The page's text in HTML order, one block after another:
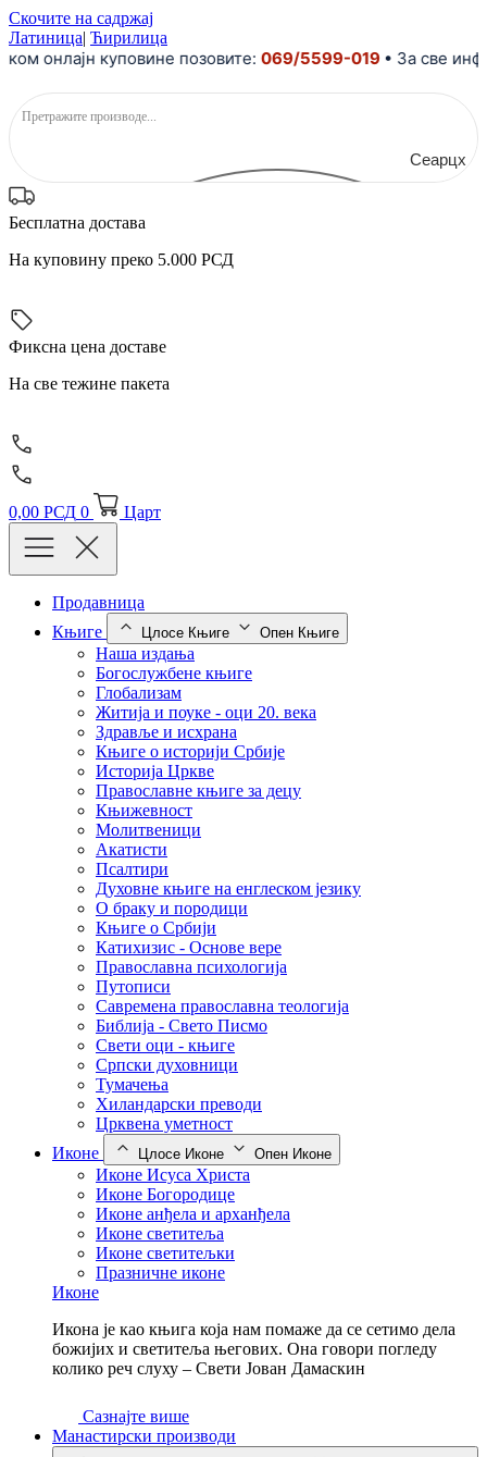
Скочите на садржај
Латиница| Ћирилица
онлајн куповине позовите:069/5599-019• За све
Сеарцх
Бесплатна достава
На куповину преко 5.000 РСД
Фиксна цена доставе
На све тежине пакета
0,00 РСД 0 Царт
Продавница
Књиге
Цлосе Књиге Опен Књиге
Наша издања
Богослужбене књиге
Глобализам
Житија и поуке - оци 20. века
Здравље и исхрана
Књиге о историји Србије
Историја Цркве
Православне књиге за децу
Књижевност
Молитвеници
Акатисти
Псалтири
Духовне књиге на енглеском језику
О браку и породици
Књиге о Србији
Катихизис - Основе вере
Православна психологија
Путописи
Савремена православна теологија
Библија - Свето Писмо
Свети оци - књиге
Српски духовници
Тумачења
Хиландарски преводи
Црквена уметност
Иконе
Цлосе Иконе Опен Иконе
Иконе Исуса Христа
Иконе Богородице
Иконе анђела и арханђела
Иконе светитеља
Иконе светитељки
Празничне иконе
Иконе
Икона је као књига која нам помаже да се сетимо дела
божијих и светитеља његових. Она говори погледу
колико реч слуху – Свети Јован Дамаскин
Сазнајте више
Манастирски производи